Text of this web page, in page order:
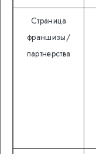
Страница
франшизы/
партнерства